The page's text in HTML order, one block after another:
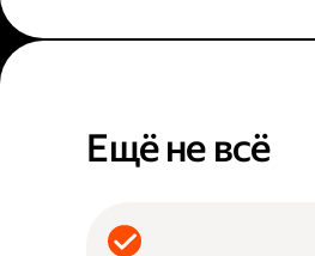
Ещё не всё